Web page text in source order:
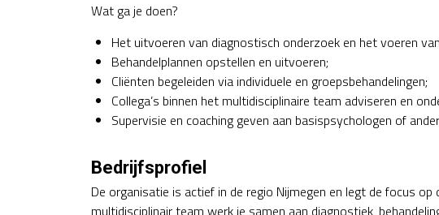
Wat ga je doen?
Het uitvoeren van diagnostisch onderzoek en het voeren
Behandelplannen opstellen en uitvoeren;
Cliënten begeleiden via individuele en groepsbehandelingen;
Collega’s binnen het multidisciplinaire team adviseren en
Supervisie en coaching geven aan basispsychologen of
Bedrijfsprofiel
De organisatie is actief in de regio Nijmegen en legt de focus
multidisciplinair team werk je samen aan diagnostiek,